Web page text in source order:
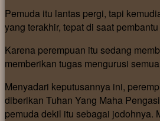
Pemuda itu lantas pergi, tapi
yang terakhir, tepat di saat
Karena perempuan itu sedang
memberikan tugas mengurusi
Menyadari keputusannya ini,
diberikan Tuhan Yang Maha
pemuda dekil itu sebagai jodohnya.